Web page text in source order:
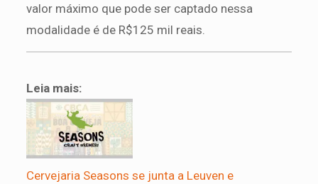
valor máximo que pode ser captado nessa
modalidade é de R$125 mil reais.
Leia mais:
Cervejaria Seasons se junta a Leuven e